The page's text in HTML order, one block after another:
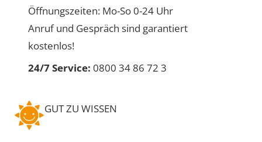
Öffnungszeiten: Mo-So 0-24 Uhr
Anruf und Gespräch sind garantiert
kostenlos!
24/7 Service: 0800 34 86 72 3
GUT ZU WISSEN